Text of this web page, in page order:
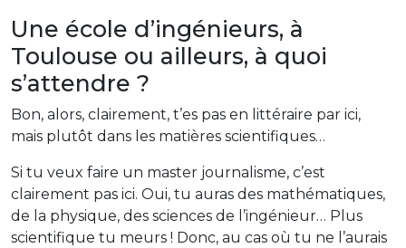
Une école d’ingénieurs, à
Toulouse ou ailleurs, à quoi
s’attendre ?
Bon, alors, clairement, t’es pas en littéraire par ici,
mais plutôt dans les matières scientifiques…
Si tu veux faire un master journalisme, c’est
clairement pas ici. Oui, tu auras des mathématiques,
de la physique, des sciences de l’ingénieur… Plus
scientifique tu meurs ! Donc, au cas où tu ne l’aurais